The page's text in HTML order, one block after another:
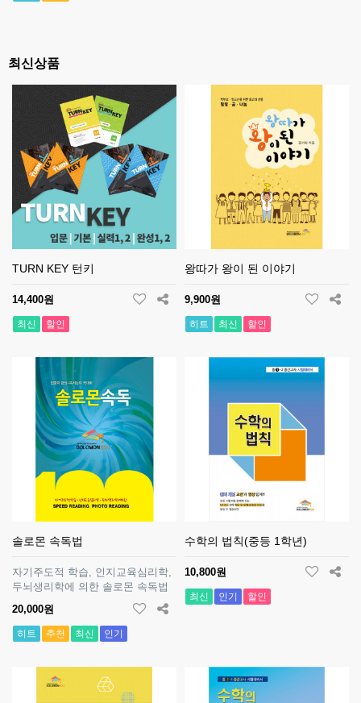
최신상품
TURN KEY 턴키
14,400원
최신 할인
왕따가 왕이 된 이야기
9,900원
히트 최신 할인
솔로몬 속독법
자기주도적 학습, 인지교육심리학,
두뇌생리학에 의한 솔로몬 속독법
20,000원
히트 추천 최신 인기
수학의 법칙(중등 1학년)
10,800원
최신 인기 할인